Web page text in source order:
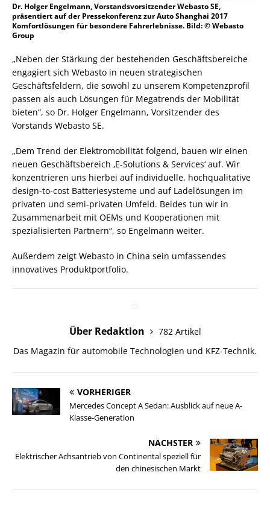
Dr. Holger Engelmann, Vorstandsvorsitzender Webasto SE,
präsentiert auf der Pressekonferenz zur Auto Shanghai 2017
Komfortlösungen für besondere Fahrerlebnisse. Bild: © Webasto
Group
„Neben der Stärkung der bestehenden Geschäftsbereiche
engagiert sich Webasto in neuen strategischen
Geschäftsfeldern, die sowohl zu unserem Kompetenzprofil
passen als auch Lösungen für Megatrends der Mobilität
bieten“, so Dr. Holger Engelmann, Vorsitzender des
Vorstands Webasto SE.
„Dem Trend der Elektromobilität folgend, bauen wir einen
neuen Geschäftsbereich ‚E-Solutions & Services‘ auf. Wir
konzentrieren uns hierbei auf individuelle, hochqualitative
design-to-cost Batteriesysteme und auf Ladelösungen im
privaten und semi-privaten Umfeld. Beides tun wir in
Zusammenarbeit mit OEMs und Kooperationen mit
spezialisierten Partnern“, so Engelmann weiter.
Außerdem zeigt Webasto in China sein umfassendes
innovatives Produktportfolio.
Über Redaktion
782 Artikel
Das Magazin für automobile Technologien und KFZ-Technik.
VORHERIGER
Mercedes Concept A Sedan: Ausblick auf neue A-
Klasse-Generation
NÄCHSTER
Elektrischer Achsantrieb von Continental speziell für
den chinesischen Markt